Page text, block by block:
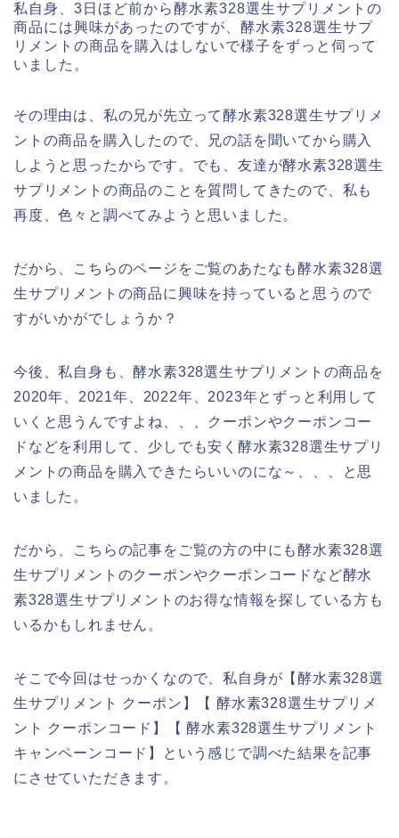
私自身、3日ほど前から酵水素328選生サプリメントの
商品には興味があったのですが、酵水素328選生サプ
リメントの商品を購入はしないで様子をずっと伺って
いました。
その理由は、私の兄が先立って酵水素328選生サプリメ
ントの商品を購入したので、兄の話を聞いてから購入
しようと思ったからです。でも、友達が酵水素328選生
サプリメントの商品のことを質問してきたので、私も
再度、色々と調べてみようと思いました。
だから、こちらのページをご覧のあたなも酵水素328選
生サプリメントの商品に興味を持っていると思うので
すがいかがでしょうか？
今後、私自身も、酵水素328選生サプリメントの商品を
2020年、2021年、2022年、2023年とずっと利用して
いくと思うんですよね、、、クーポンやクーポンコー
ドなどを利用して、少しでも安く酵水素328選生サプリ
メントの商品を購入できたらいいのにな～、、、と思
いました。
だから、こちらの記事をご覧の方の中にも酵水素328選
生サプリメントのクーポンやクーポンコードなど酵水
素328選生サプリメントのお得な情報を探している方も
いるかもしれません。
そこで今回はせっかくなので、私自身が【酵水素328選
生サプリメント クーポン】【 酵水素328選生サプリメ
ント クーポンコード】【 酵水素328選生サプリメント
キャンペーンコード】という感じで調べた結果を記事
にさせていただきます。